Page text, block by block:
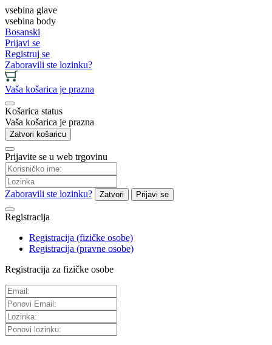
vsebina glave
vsebina body
Bosanski
Prijavi se
Registruj se
Zaboravili ste lozinku?
Vaša košarica je prazna
Košarica status
Vaša košarica je prazna
Zatvori košaricu
Prijavite se u web trgovinu
Zaboravili ste lozinku? Zatvori Prijavi se
Registracija
Registracija (fizičke osobe)
Registracija (pravne osobe)
Registracija za fizičke osobe